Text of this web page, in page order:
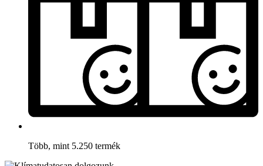
Több, mint 5.250 termék